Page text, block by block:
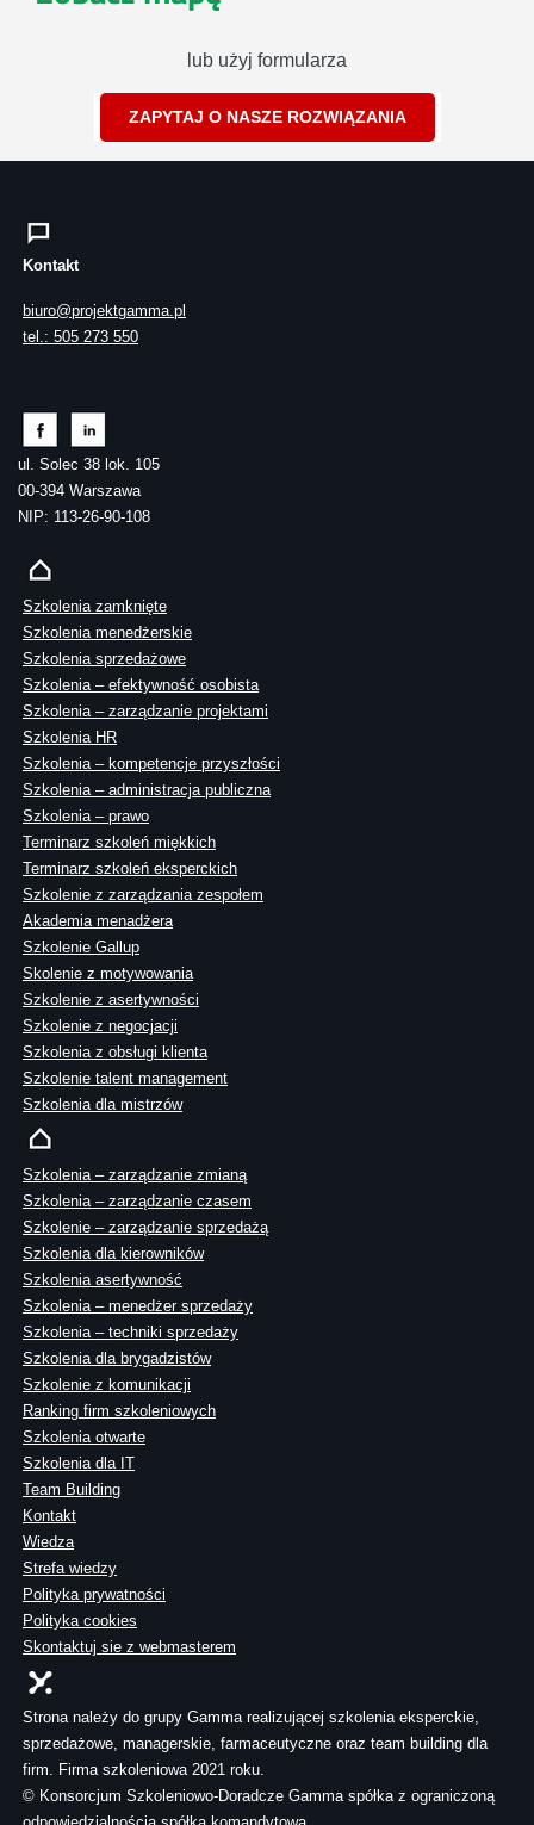
lub użyj formularza
ZAPYTAJ O NASZE ROZWIĄZANIA
Kontakt
biuro@projektgamma.pl
tel.: 505 273 550
ul. Solec 38 lok. 105
00-394 Warszawa
NIP: 113-26-90-108
Szkolenia zamknięte
Szkolenia menedżerskie
Szkolenia sprzedażowe
Szkolenia – efektywność osobista
Szkolenia – zarządzanie projektami
Szkolenia HR
Szkolenia – kompetencje przyszłości
Szkolenia – administracja publiczna
Szkolenia – prawo
Terminarz szkoleń miękkich
Terminarz szkoleń eksperckich
Szkolenie z zarządzania zespołem
Akademia menadżera
Szkolenie Gallup
Skolenie z motywowania
Szkolenie z asertywności
Szkolenie z negocjacji
Szkolenia z obsługi klienta
Szkolenie talent management
Szkolenia dla mistrzów
Szkolenia – zarządzanie zmianą
Szkolenia – zarządzanie czasem
Szkolenie – zarządzanie sprzedażą
Szkolenia dla kierowników
Szkolenia asertywność
Szkolenia – menedżer sprzedaży
Szkolenia – techniki sprzedaży
Szkolenia dla brygadzistów
Szkolenie z komunikacji
Ranking firm szkoleniowych
Szkolenia otwarte
Szkolenia dla IT
Team Building
Kontakt
Wiedza
Strefa wiedzy
Polityka prywatności
Polityka cookies
Skontaktuj sie z webmasterem
Strona należy do grupy Gamma realizującej szkolenia eksperckie,
sprzedażowe, managerskie, farmaceutyczne oraz team building dla
firm. Firma szkoleniowa 2021 roku.
© Konsorcjum Szkoleniowo-Doradcze Gamma spółka z ograniczoną